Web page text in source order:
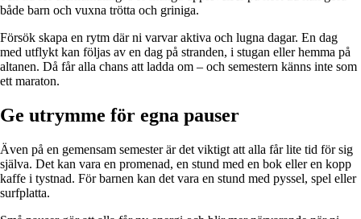
både barn och vuxna trötta och griniga.
Försök skapa en rytm där ni varvar aktiva och lugna dagar. En dag
med utflykt kan följas av en dag på stranden, i stugan eller hemma på
altanen. Då får alla chans att ladda om – och semestern känns inte som
ett maraton.
Ge utrymme för egna pauser
Även på en gemensam semester är det viktigt att alla får lite tid för sig
själva. Det kan vara en promenad, en stund med en bok eller en kopp
kaffe i tystnad. För barnen kan det vara en stund med pyssel, spel eller
surfplatta.